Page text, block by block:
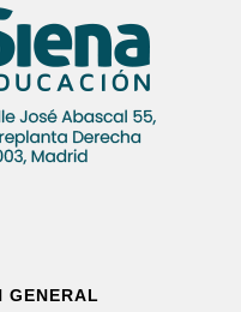
GENERAL